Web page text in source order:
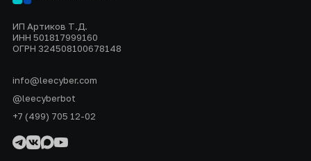
ИП Артиков Т.Д.
ИНН 501817999160
ОГРН 324508100678148
info@leecyber.com
@leecyberbot
+7 (499) 705 12-02